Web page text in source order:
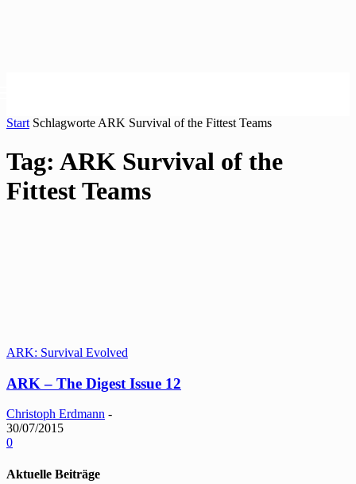
Start Schlagworte ARK Survival of the Fittest Teams
Tag: ARK Survival of the
Fittest Teams
ARK: Survival Evolved
ARK – The Digest Issue 12
Christoph Erdmann -
30/07/2015
0
Aktuelle Beiträge